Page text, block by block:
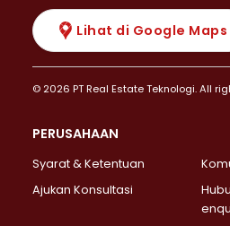
Lihat di Google Maps
© 2026 PT Real Estate Teknologi. All
PERUSAHAAN
Syarat & Ketentuan
Ajukan Konsultasi